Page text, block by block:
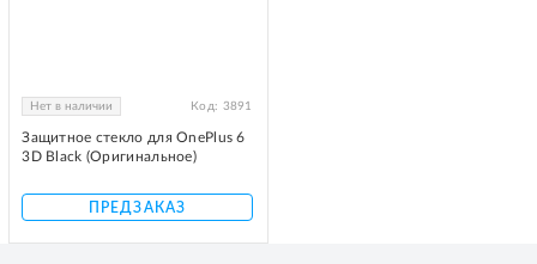
Нет в наличии Код: 3891
Защитное стекло для OnePlus 6
3D Black (Оригинальное)
ПРЕДЗАКАЗ